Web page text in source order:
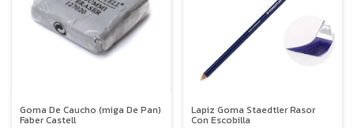
Goma De Caucho (miga De Pan)
Faber Castell
Lapiz Goma Staedtler Rasor
Con Escobilla